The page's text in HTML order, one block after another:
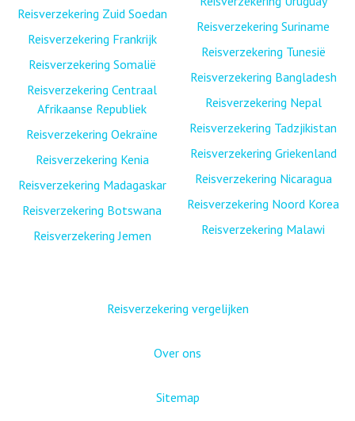
Reisverzekering Zuid Soedan
Reisverzekering Frankrijk
Reisverzekering Somalië
Reisverzekering Centraal
Afrikaanse Republiek
Reisverzekering Oekraïne
Reisverzekering Kenia
Reisverzekering Madagaskar
Reisverzekering Botswana
Reisverzekering Jemen
Reisverzekering Suriname
Reisverzekering Tunesië
Reisverzekering Bangladesh
Reisverzekering Nepal
Reisverzekering Tadzjikistan
Reisverzekering Griekenland
Reisverzekering Nicaragua
Reisverzekering Noord Korea
Reisverzekering Malawi
Reisverzekering vergelijken
Over ons
Sitemap